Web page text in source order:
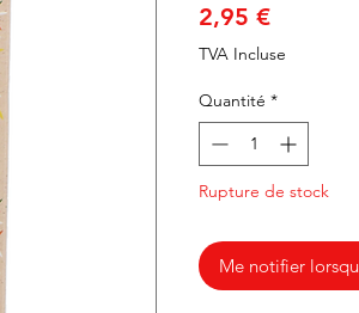
2,95 €Prix
TVA Incluse
Quantité *
Rupture de stock
Me notifier